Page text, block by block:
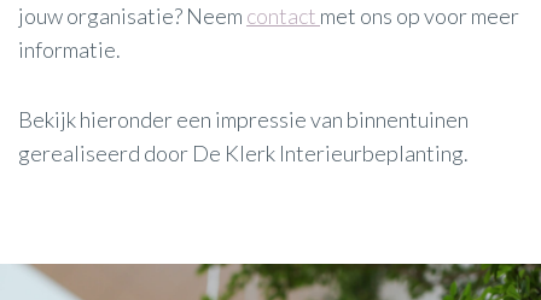
jouw organisatie? Neem contact met ons op voor meer
informatie.
Bekijk hieronder een impressie van binnentuinen
gerealiseerd door De Klerk Interieurbeplanting.